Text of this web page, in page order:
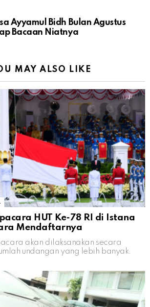
Ayyamul Bidh Bulan Agustus
Bacaan Niatnya
MAY ALSO LIKE
HUT Ke-78 RI di Istana
Mendaftarnya
akan dilaksanakan secara
undangan yang lebih banyak.